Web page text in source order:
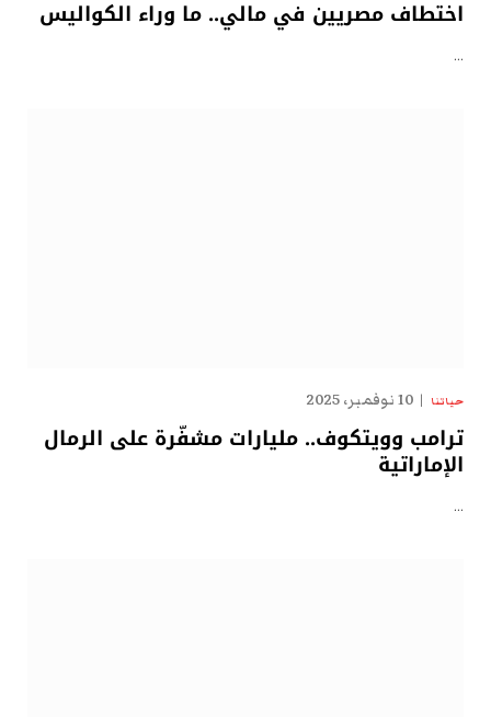
اختطاف مصريين في مالي.. ما وراء الكواليس
…
حياتنا 10 نوفمبر، 2025
ترامب وويتكوف.. مليارات مشفّرة على الرمال
الإماراتية
…